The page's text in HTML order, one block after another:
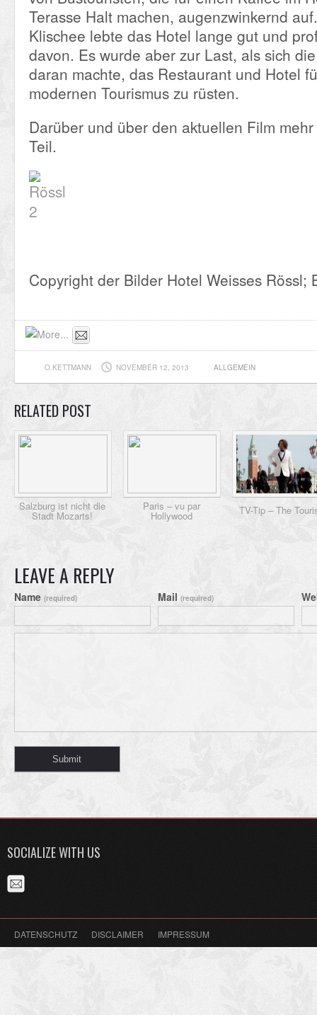
Terasse Halt machen, augenzwinkernd
Klischee lebte das Hotel lange gut und
davon. Es wurde aber zur Last, als sich
daran machte, das Restaurant und Hotel
modernen Tourismus zu rüsten.
Darüber und über den aktuellen Film
Teil.
Copyright der Bilder Hotel Weisses Rössl;
O.KETTMANN NOVEMBER 12, 2013 ALLGEMEIN
RELATED POST
Salzburg ist nicht die
Stadt Mozarts!
Paris – vu par
Hollywood TV-Tip – The
LEAVE A REPLY
Name (required) Mail (required)
SOCIALIZE WITH US
DATENSCHUTZ DISCLAIMER IMPRESSUM